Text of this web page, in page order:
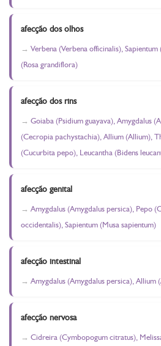
afecção dos olhos
Verbena (Verbena officinalis), Sapientum
(Rosa grandiflora)
afecção dos rins
Goiaba (Psidium guayava), Amygdalus
(Cecropia pachystachia), Allium (Allium),
(Cucurbita pepo), Leucantha (Bidens
afecção genital
Amygdalus (Amygdalus persica), Pepo
occidentalis), Sapientum (Musa sapientum)
afecção intestinal
Amygdalus (Amygdalus persica), Allium
afecção nervosa
Cidreira (Cymbopogum citratus),